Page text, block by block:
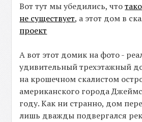
Вот тут мы убедились, что
не существует, а этот дом в
проект
А вот этот домик на фото -
удивительный трехэтажный
на крошечном скалистом
американского города
году. Как ни странно, дом
лишь дважды подвергался